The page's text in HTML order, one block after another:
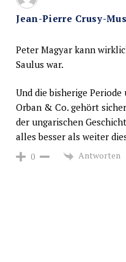
Jean-Pierre Crusy-
Peter Magyar kann
Saulus war.
Und die bisherige
Orban & Co. gehört
der ungarischen
alles besser als weiter
0 Antworten